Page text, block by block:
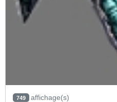
749 affichage(s)